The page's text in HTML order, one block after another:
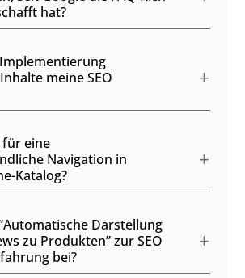
hat?
meine SEO
für eine
Navigation in
Katalog?
Darstellung
zu Produkten” zur SEO
bei?